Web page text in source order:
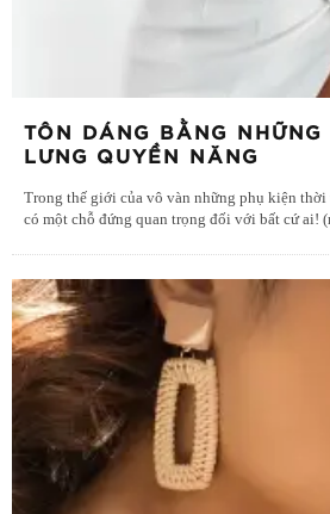
TÔN DÁNG BẰNG NHỮNG
LƯNG QUYỀN NĂNG
Trong thế giới của vô vàn những phụ kiện
có một chỗ đứng quan trọng đối với bất cứ ai!